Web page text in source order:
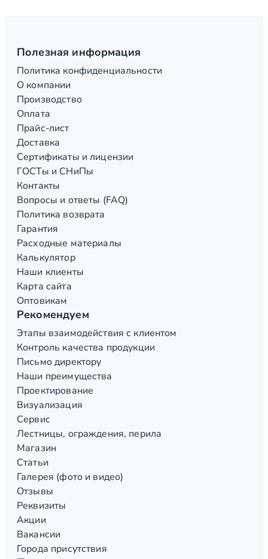
Полезная информация
Политика конфиденциальности
О компании
Производство
Оплата
Прайс-лист
Доставка
Сертификаты и лицензии
ГОСТы и СНиПы
Контакты
Вопросы и ответы (FAQ)
Политика возврата
Гарантия
Расходные материалы
Калькулятор
Наши клиенты
Карта сайта
Оптовикам
Рекомендуем
Этапы взаимодействия с клиентом
Контроль качества продукции
Письмо директору
Наши преимущества
Проектирование
Визуализация
Сервис
Лестницы, ограждения, перила
Магазин
Статьи
Галерея (фото и видео)
Отзывы
Реквизиты
Акции
Вакансии
Города присутствия